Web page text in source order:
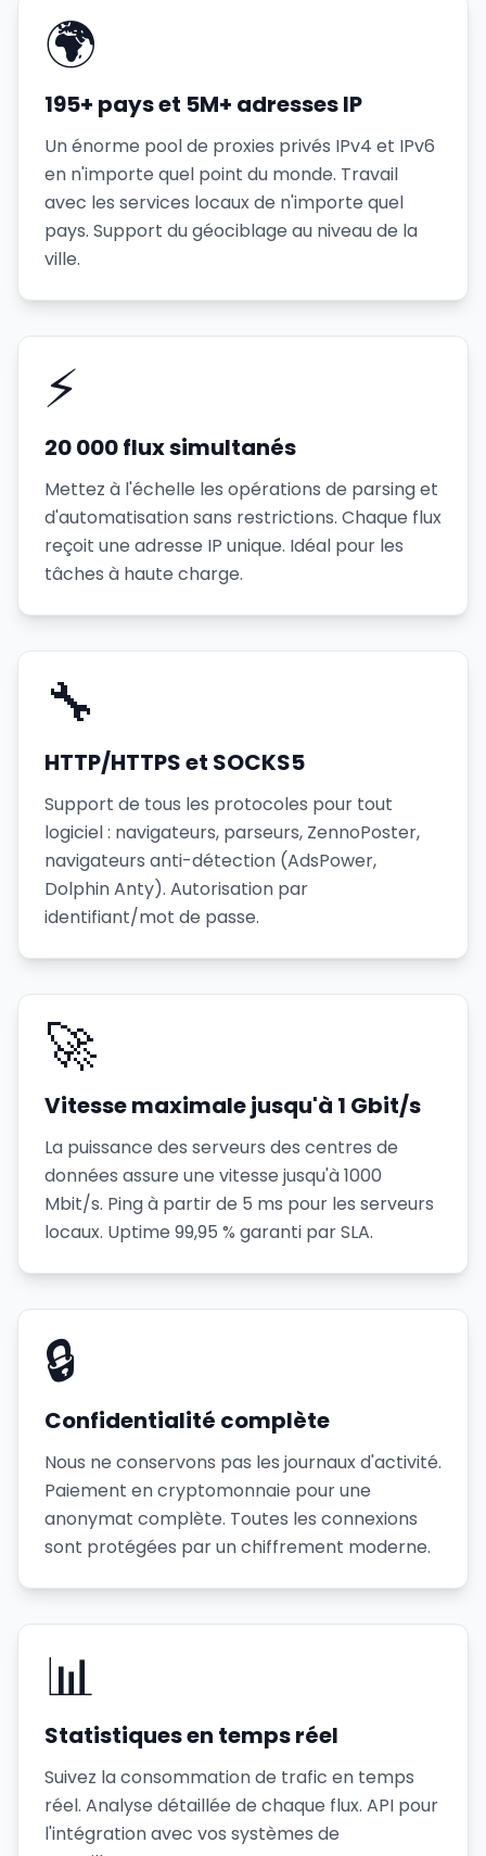
🌍
195+ pays et 5M+ adresses IP
Un énorme pool de proxies privés IPv4 et IPv6
en n'importe quel point du monde. Travail
avec les services locaux de n'importe quel
pays. Support du géociblage au niveau de la
ville.
⚡
20 000 flux simultanés
Mettez à l'échelle les opérations de parsing et
d'automatisation sans restrictions. Chaque flux
reçoit une adresse IP unique. Idéal pour les
tâches à haute charge.
🔧
HTTP/HTTPS et SOCKS5
Support de tous les protocoles pour tout
logiciel : navigateurs, parseurs, ZennoPoster,
navigateurs anti-détection (AdsPower,
Dolphin Anty). Autorisation par
identifiant/mot de passe.
🚀
Vitesse maximale jusqu'à 1 Gbit/s
La puissance des serveurs des centres de
données assure une vitesse jusqu'à 1000
Mbit/s. Ping à partir de 5 ms pour les serveurs
locaux. Uptime 99,95 % garanti par SLA.
🔒
Confidentialité complète
Nous ne conservons pas les journaux d'activité.
Paiement en cryptomonnaie pour une
anonymat complète. Toutes les connexions
sont protégées par un chiffrement moderne.
📊
Statistiques en temps réel
Suivez la consommation de trafic en temps
réel. Analyse détaillée de chaque flux. API pour
l'intégration avec vos systèmes de